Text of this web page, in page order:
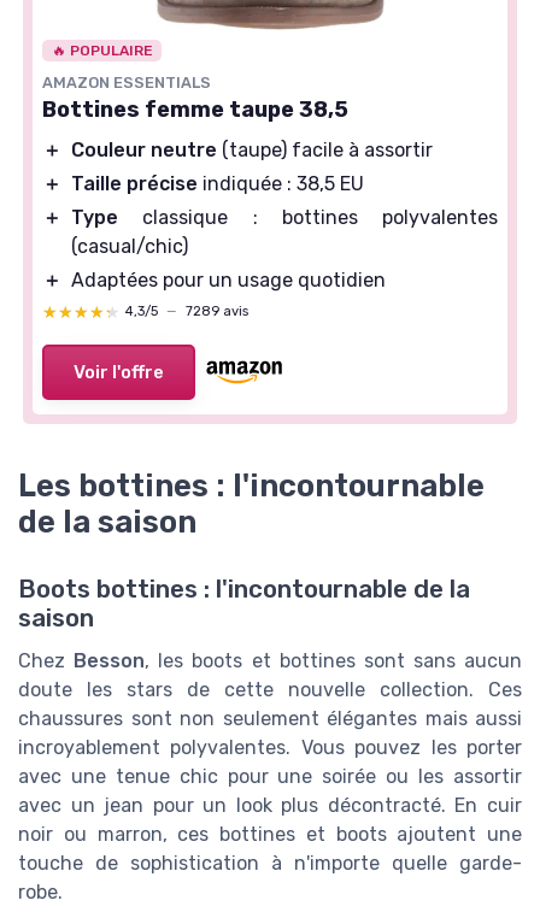
🔥 POPULAIRE
AMAZON ESSENTIALS
Bottines femme taupe 38,5
＋ Couleur neutre (taupe) facile à assortir
＋
Taille précise indiquée : 38,5 EU
＋
Type classique : bottines polyvalentes
(casual/chic)
＋ Adaptées pour un usage quotidien
★★★★★
★★★★★ 4,3/5 — 7289 avis
Voir l'offre
Les bottines : l'incontournable
de la saison
Boots bottines : l'incontournable de la
saison
Chez Besson, les boots et bottines sont sans aucun
doute les stars de cette nouvelle collection. Ces
chaussures sont non seulement élégantes mais aussi
incroyablement polyvalentes. Vous pouvez les porter
avec une tenue chic pour une soirée ou les assortir
avec un jean pour un look plus décontracté. En cuir
noir ou marron, ces bottines et boots ajoutent une
touche de sophistication à n'importe quelle garde-
robe.